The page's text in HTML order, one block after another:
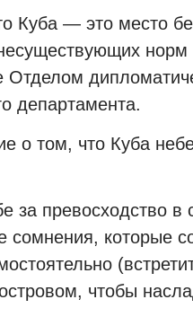
Куба — это место
норм
Отделом
департамента.
о том, что Куба
за превосходство
сомнения, которые
чтобы